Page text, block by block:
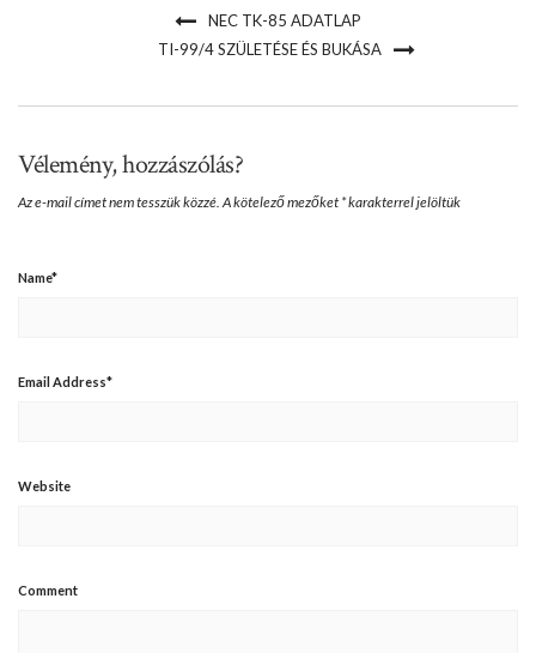
NEC TK-85 ADATLAP
TI-99/4 SZÜLETÉSE ÉS BUKÁSA
Vélemény, hozzászólás?
Az e-mail címet nem tesszük közzé. A kötelező mezőket *karakterrel jelöltük
Name*
Email Address*
Website
Comment